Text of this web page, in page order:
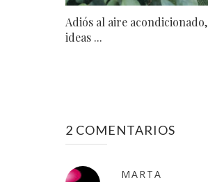
Adiós al aire acondicionado,
ideas ...
2 COMENTARIOS
MARTA